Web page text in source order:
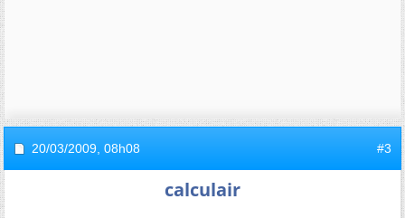
20/03/2009, 08h08 #3
calculair